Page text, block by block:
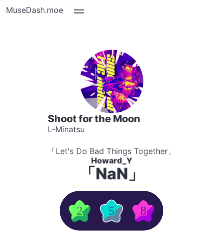
MuseDash.moe
Shoot for the Moon
L-Minatsu
「Let's Do Bad Things Together」
Howard_Y
「NaN」
2 5 8